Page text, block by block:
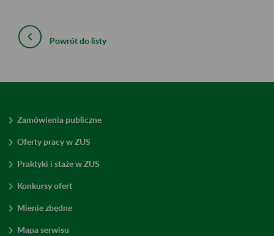
Powrót do listy
Zamówienia publiczne
Oferty pracy w ZUS
Praktyki i staże w ZUS
Konkursy ofert
Mienie zbędne
Mapa serwisu